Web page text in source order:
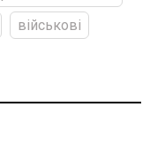
військові